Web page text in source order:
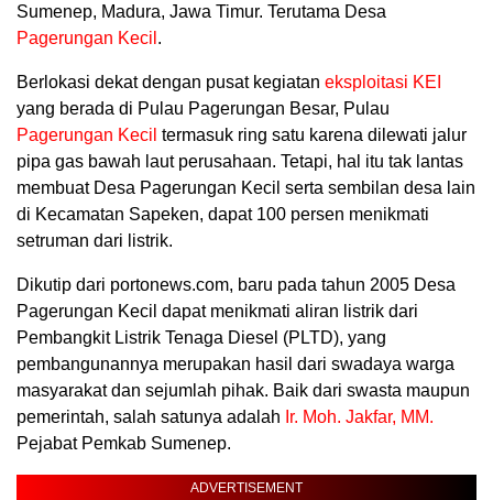
Sumenep, Madura, Jawa Timur. Terutama Desa
Pagerungan Kecil .
Berlokasi dekat dengan pusat kegiatan eksploitasi KEI
yang berada di Pulau Pagerungan Besar, Pulau
Pagerungan Kecil termasuk ring satu karena dilewati jalur
pipa gas bawah laut perusahaan. Tetapi, hal itu tak lantas
membuat Desa Pagerungan Kecil serta sembilan desa lain
di Kecamatan Sapeken, dapat 100 persen menikmati
setruman dari listrik.
Dikutip dari portonews.com, baru pada tahun 2005 Desa
Pagerungan Kecil dapat menikmati aliran listrik dari
Pembangkit Listrik Tenaga Diesel (PLTD), yang
pembangunannya merupakan hasil dari swadaya warga
masyarakat dan sejumlah pihak. Baik dari swasta maupun
pemerintah, salah satunya adalah Ir. Moh. Jakfar, MM.
Pejabat Pemkab Sumenep.
ADVERTISEMENT